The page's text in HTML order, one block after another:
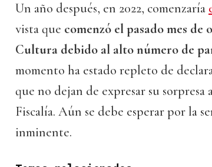
Un año después, en 2022, comenzaría
vista que comenzó el pasado mes
Cultura debido al alto número de
momento ha estado repleto de
que no dejan de expresar su sorpresa
Fiscalía. Aún se debe esperar por la
inminente.